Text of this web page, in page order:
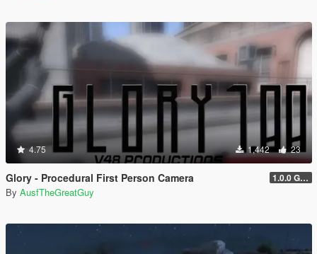
4.75 1,442 23
Glory - Procedural First Person Camera 1.0.0 Gold
By AusfTheGreatGuy